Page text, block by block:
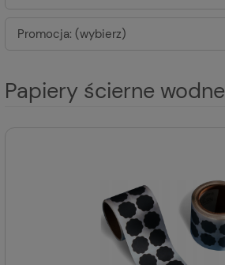
Promocja: (wybierz)
Papiery ścierne wodne